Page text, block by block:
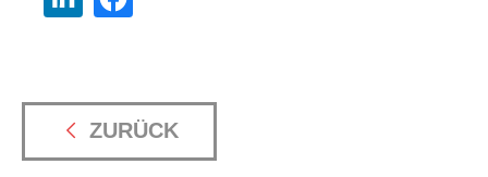
ZURÜCK